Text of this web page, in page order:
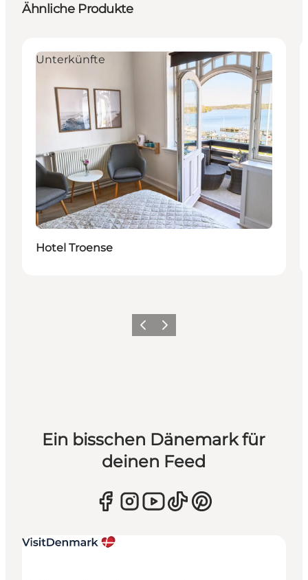
Ähnliche Produkte
Unterkünfte
Hotel Troense
ZurückWeiter
Ein bisschen Dänemark für
deinen Feed